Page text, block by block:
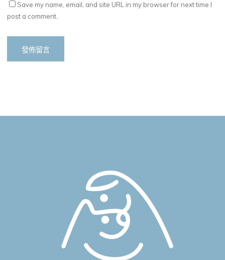
Save my name, email, and site URL in my browser for next time I
post a comment.